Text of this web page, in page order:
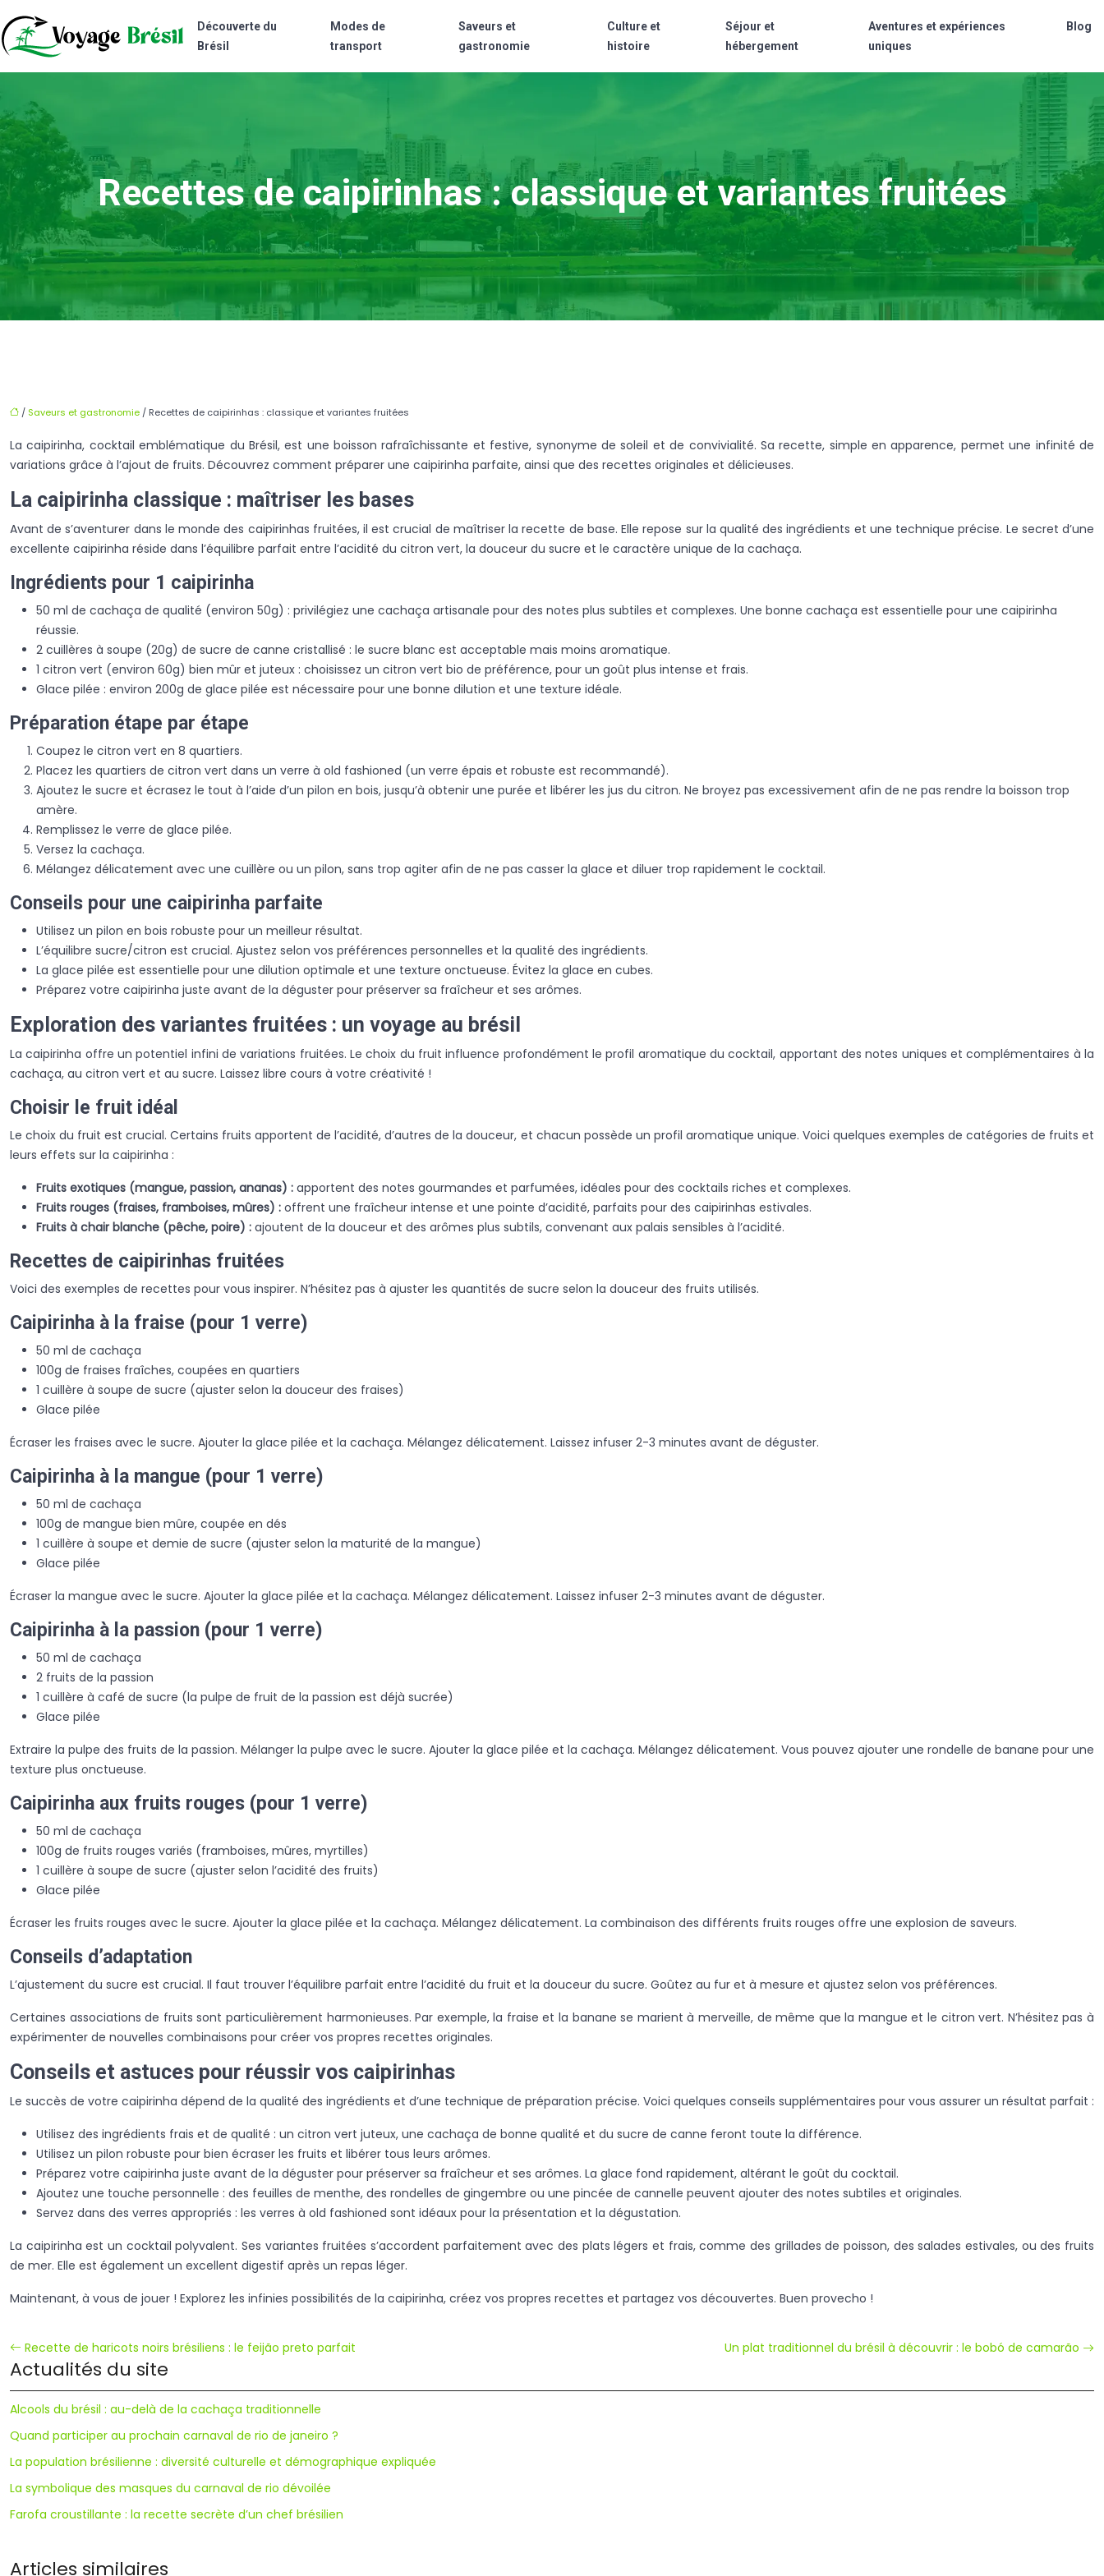
Découverte du
Brésil
Modes de
transport
Saveurs et
gastronomie
Culture et
histoire
Séjour et
hébergement
Aventures et expériences
uniques
Blog
Recettes de caipirinhas : classique et variantes fruitées
/ Saveurs et gastronomie / Recettes de caipirinhas : classique et variantes fruitées
La caipirinha, cocktail emblématique du Brésil, est une boisson rafraîchissante et festive, synonyme de soleil et de convivialité. Sa recette, simple en apparence, permet une infinité de
variations grâce à l’ajout de fruits. Découvrez comment préparer une caipirinha parfaite, ainsi que des recettes originales et délicieuses.
La caipirinha classique : maîtriser les bases
Avant de s’aventurer dans le monde des caipirinhas fruitées, il est crucial de maîtriser la recette de base. Elle repose sur la qualité des ingrédients et une technique précise. Le secret d’une
excellente caipirinha réside dans l’équilibre parfait entre l’acidité du citron vert, la douceur du sucre et le caractère unique de la cachaça.
Ingrédients pour 1 caipirinha
50 ml de cachaça de qualité (environ 50g) : privilégiez une cachaça artisanale pour des notes plus subtiles et complexes. Une bonne cachaça est essentielle pour une caipirinha
réussie.
2 cuillères à soupe (20g) de sucre de canne cristallisé : le sucre blanc est acceptable mais moins aromatique.
1 citron vert (environ 60g) bien mûr et juteux : choisissez un citron vert bio de préférence, pour un goût plus intense et frais.
Glace pilée : environ 200g de glace pilée est nécessaire pour une bonne dilution et une texture idéale.
Préparation étape par étape
Coupez le citron vert en 8 quartiers.
Placez les quartiers de citron vert dans un verre à old fashioned (un verre épais et robuste est recommandé).
Ajoutez le sucre et écrasez le tout à l’aide d’un pilon en bois, jusqu’à obtenir une purée et libérer les jus du citron. Ne broyez pas excessivement afin de ne pas rendre la boisson trop
amère.
Remplissez le verre de glace pilée.
Versez la cachaça.
Mélangez délicatement avec une cuillère ou un pilon, sans trop agiter afin de ne pas casser la glace et diluer trop rapidement le cocktail.
Conseils pour une caipirinha parfaite
Utilisez un pilon en bois robuste pour un meilleur résultat.
L’équilibre sucre/citron est crucial. Ajustez selon vos préférences personnelles et la qualité des ingrédients.
La glace pilée est essentielle pour une dilution optimale et une texture onctueuse. Évitez la glace en cubes.
Préparez votre caipirinha juste avant de la déguster pour préserver sa fraîcheur et ses arômes.
Exploration des variantes fruitées : un voyage au brésil
La caipirinha offre un potentiel infini de variations fruitées. Le choix du fruit influence profondément le profil aromatique du cocktail, apportant des notes uniques et complémentaires à la
cachaça, au citron vert et au sucre. Laissez libre cours à votre créativité !
Choisir le fruit idéal
Le choix du fruit est crucial. Certains fruits apportent de l’acidité, d’autres de la douceur, et chacun possède un profil aromatique unique. Voici quelques exemples de catégories de fruits et
leurs effets sur la caipirinha :
Fruits exotiques (mangue, passion, ananas) : apportent des notes gourmandes et parfumées, idéales pour des cocktails riches et complexes.
Fruits rouges (fraises, framboises, mûres) : offrent une fraîcheur intense et une pointe d’acidité, parfaits pour des caipirinhas estivales.
Fruits à chair blanche (pêche, poire) : ajoutent de la douceur et des arômes plus subtils, convenant aux palais sensibles à l’acidité.
Recettes de caipirinhas fruitées
Voici des exemples de recettes pour vous inspirer. N’hésitez pas à ajuster les quantités de sucre selon la douceur des fruits utilisés.
Caipirinha à la fraise (pour 1 verre)
50 ml de cachaça
100g de fraises fraîches, coupées en quartiers
1 cuillère à soupe de sucre (ajuster selon la douceur des fraises)
Glace pilée
Écraser les fraises avec le sucre. Ajouter la glace pilée et la cachaça. Mélangez délicatement. Laissez infuser 2-3 minutes avant de déguster.
Caipirinha à la mangue (pour 1 verre)
50 ml de cachaça
100g de mangue bien mûre, coupée en dés
1 cuillère à soupe et demie de sucre (ajuster selon la maturité de la mangue)
Glace pilée
Écraser la mangue avec le sucre. Ajouter la glace pilée et la cachaça. Mélangez délicatement. Laissez infuser 2-3 minutes avant de déguster.
Caipirinha à la passion (pour 1 verre)
50 ml de cachaça
2 fruits de la passion
1 cuillère à café de sucre (la pulpe de fruit de la passion est déjà sucrée)
Glace pilée
Extraire la pulpe des fruits de la passion. Mélanger la pulpe avec le sucre. Ajouter la glace pilée et la cachaça. Mélangez délicatement. Vous pouvez ajouter une rondelle de banane pour une
texture plus onctueuse.
Caipirinha aux fruits rouges (pour 1 verre)
50 ml de cachaça
100g de fruits rouges variés (framboises, mûres, myrtilles)
1 cuillère à soupe de sucre (ajuster selon l’acidité des fruits)
Glace pilée
Écraser les fruits rouges avec le sucre. Ajouter la glace pilée et la cachaça. Mélangez délicatement. La combinaison des différents fruits rouges offre une explosion de saveurs.
Conseils d’adaptation
L’ajustement du sucre est crucial. Il faut trouver l’équilibre parfait entre l’acidité du fruit et la douceur du sucre. Goûtez au fur et à mesure et ajustez selon vos préférences.
Certaines associations de fruits sont particulièrement harmonieuses. Par exemple, la fraise et la banane se marient à merveille, de même que la mangue et le citron vert. N’hésitez pas à
expérimenter de nouvelles combinaisons pour créer vos propres recettes originales.
Conseils et astuces pour réussir vos caipirinhas
Le succès de votre caipirinha dépend de la qualité des ingrédients et d’une technique de préparation précise. Voici quelques conseils supplémentaires pour vous assurer un résultat parfait :
Utilisez des ingrédients frais et de qualité : un citron vert juteux, une cachaça de bonne qualité et du sucre de canne feront toute la différence.
Utilisez un pilon robuste pour bien écraser les fruits et libérer tous leurs arômes.
Préparez votre caipirinha juste avant de la déguster pour préserver sa fraîcheur et ses arômes. La glace fond rapidement, altérant le goût du cocktail.
Ajoutez une touche personnelle : des feuilles de menthe, des rondelles de gingembre ou une pincée de cannelle peuvent ajouter des notes subtiles et originales.
Servez dans des verres appropriés : les verres à old fashioned sont idéaux pour la présentation et la dégustation.
La caipirinha est un cocktail polyvalent. Ses variantes fruitées s’accordent parfaitement avec des plats légers et frais, comme des grillades de poisson, des salades estivales, ou des fruits
de mer. Elle est également un excellent digestif après un repas léger.
Maintenant, à vous de jouer ! Explorez les infinies possibilités de la caipirinha, créez vos propres recettes et partagez vos découvertes. Buen provecho !
Recette de haricots noirs brésiliens : le feijão preto parfait Un plat traditionnel du brésil à découvrir : le bobó de camarão
Actualités du site
Alcools du brésil : au-delà de la cachaça traditionnelle
Quand participer au prochain carnaval de rio de janeiro ?
La population brésilienne : diversité culturelle et démographique expliquée
La symbolique des masques du carnaval de rio dévoilée
Farofa croustillante : la recette secrète d’un chef brésilien
Articles similaires